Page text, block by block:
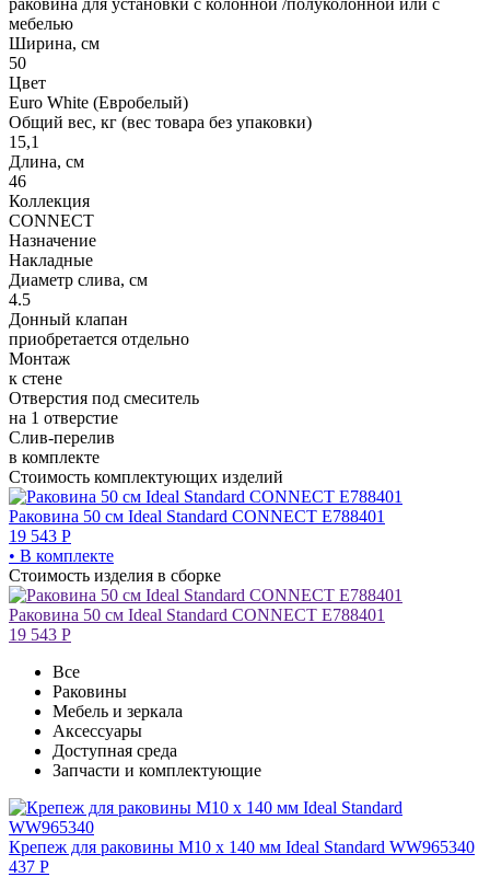
мебелью
Ширина, см
50
Цвет
Euro White (Евробелый)
Общий вес, кг (вес товара без упаковки)
15,1
Длина, см
46
Коллекция
CONNECT
Назначение
Накладные
Диаметр слива, см
4.5
Донный клапан
приобретается отдельно
Монтаж
к стене
Отверстия под смеситель
на 1 отверстие
Слив-перелив
в комплекте
Стоимость комплектующих изделий
Раковина 50 см Ideal Standard CONNECT E788401
19 543 Р
• В комплекте
Стоимость изделия в сборке
Раковина 50 см Ideal Standard CONNECT E788401
19 543 Р
Все
Раковины
Мебель и зеркала
Аксессуары
Доступная среда
Запчасти и комплектующие
Крепеж для раковины M10 x 140 мм Ideal Standard WW965340
437 Р